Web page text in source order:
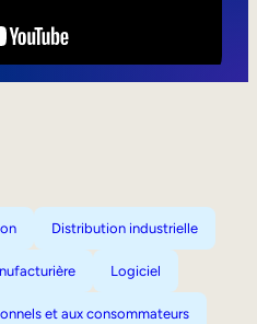
Distribution industrielle
Logiciel
et aux consommateurs